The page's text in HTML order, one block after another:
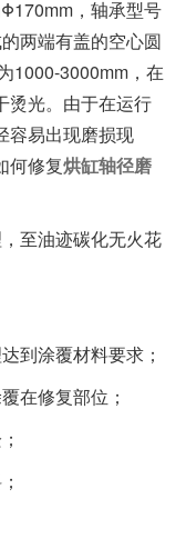
，轴承型号
两端有盖的空心圆
1000-3000mm，在
烫光。由于在运行
容易出现磨损现
何修复烘缸轴径磨
至油迹碳化无火花
到涂覆材料要求；
在修复部位；